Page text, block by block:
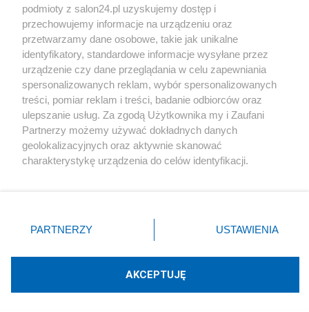
Społeczeństwo
Kultura
X Facebook Instagram Youtube
Technologię dostarcza:W3media.pl
podmioty z salon24.pl uzyskujemy dostęp i
przechowujemy informacje na urządzeniu oraz
przetwarzamy dane osobowe, takie jak unikalne
identyfikatory, standardowe informacje wysyłane przez
urządzenie czy dane przeglądania w celu zapewniania
spersonalizowanych reklam, wybór spersonalizowanych
treści, pomiar reklam i treści, badanie odbiorców oraz
ulepszanie usług. Za zgodą Użytkownika my i Zaufani
Partnerzy możemy używać dokładnych danych
geolokalizacyjnych oraz aktywnie skanować
charakterystykę urządzenia do celów identyfikacji.
zmienić/wycofać klikając przycisk ustawień prywatności
znajdujący się w lewym dolnym rogu strony
rodzaje przetwarzania danych nie wymagają zgody
użytkownika, ale masz prawo sprzeciwić się takiemu
PARTNERZY USTAWIENIA
AKCEPTUJĘ